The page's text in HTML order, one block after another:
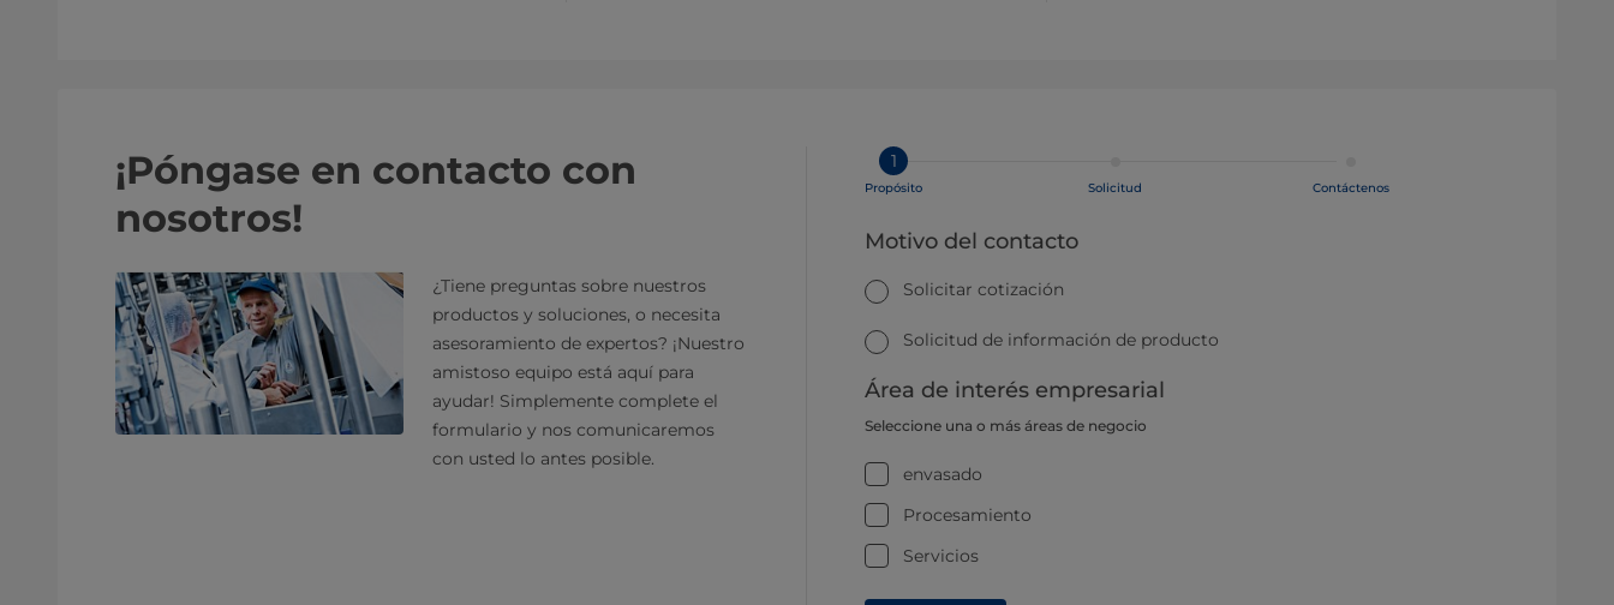
¡Póngase en contacto con
nosotros!
¿Tiene preguntas sobre nuestros
productos y soluciones, o necesita
asesoramiento de expertos? ¡Nuestro
amistoso equipo está aquí para
ayudar! Simplemente complete el
formulario y nos comunicaremos
con usted lo antes posible.
1
Propósito Solicitud Contáctenos
Motivo del contacto
Solicitar cotización
Solicitud de información de producto
Área de interés empresarial
Seleccione una o más áreas de negocio
envasado
Procesamiento
Servicios